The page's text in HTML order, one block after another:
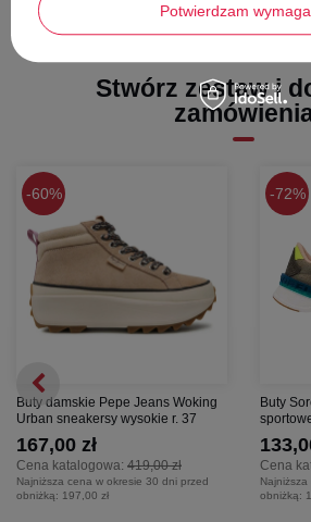
odporność na uszkodzenia. Gumowe
podeszwy (widoczne od spodu) gwarantuje
Stwórz zestaw i
60%
Buty damskie Pepe Jeans Woking
Urban sneakersy wysokie r. 37
Cena katalogowa: 419,00 zł
167,00 zł
Najniższa cena w okresie 30 dni przed
obniżką: 197,00 zł
72%
Buty
Cena
obniżką:
Potwierdzam